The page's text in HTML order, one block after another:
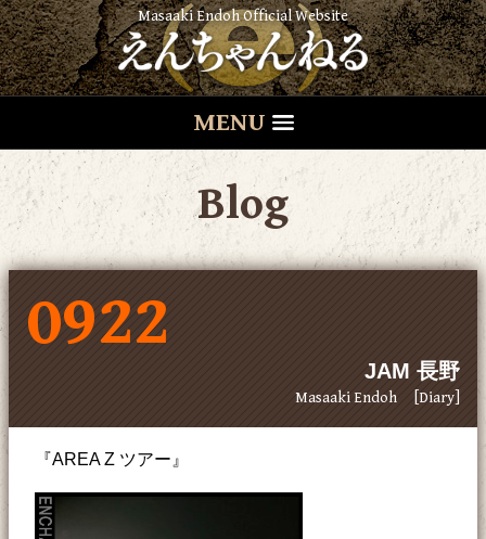
Masaaki Endoh Official Website
MENU
Blog
0922
JAM 長野
Masaaki Endoh [Diary]
『AREA Z ツアー』